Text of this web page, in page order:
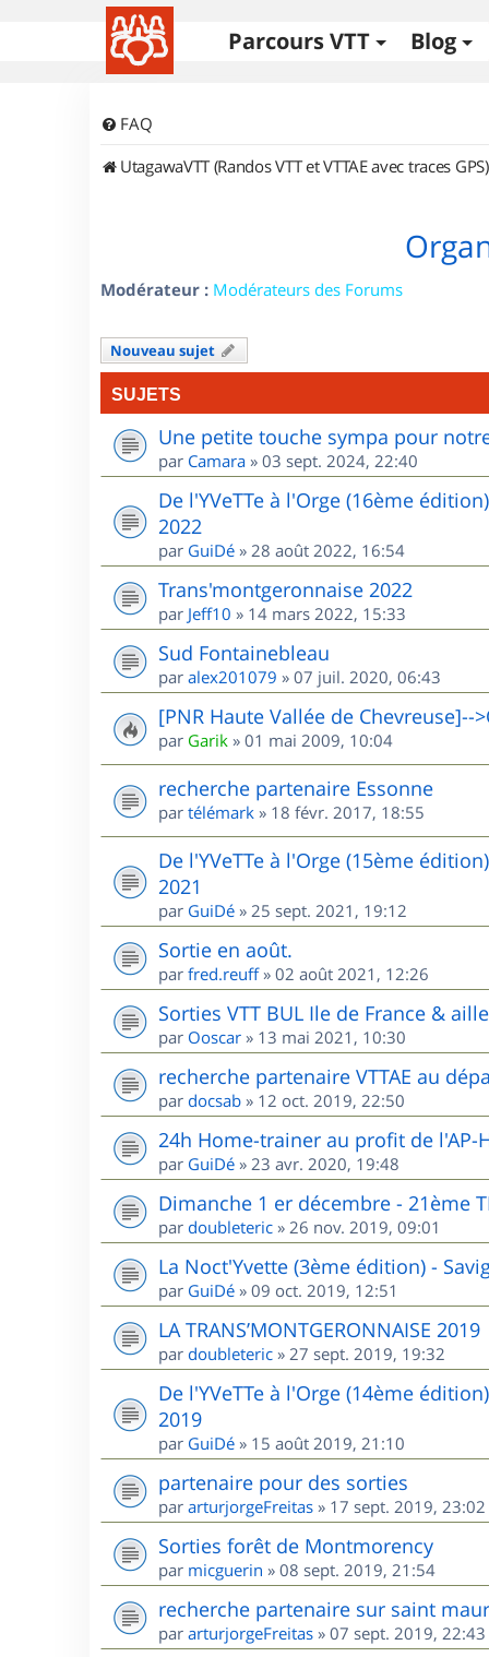
Parcours VTT Blog
FAQ
UtagawaVTT (Randos VTT et VTTAE avec traces GPS)
Modérateur : Modérateurs des Forums
Nouveau sujet
SUJETS
Une petite touche sympa pour
par Camara » 03 sept. 2024, 22:40
De l'YVeTTe à l'Orge (16ème
2022
par GuiDé » 28 août 2022, 16:54
Trans'montgeronnaise 2022
par Jeff10 » 14 mars 2022, 15:33
Sud Fontainebleau
par alex201079 » 07 juil. 2020, 06:43
[PNR Haute Vallée de
par Garik » 01 mai 2009, 10:04
recherche partenaire Essonne
par télémark » 18 févr. 2017, 18:55
De l'YVeTTe à l'Orge (15ème
2021
par GuiDé » 25 sept. 2021, 19:12
Sortie en août.
par fred.reuff» 02 août 2021, 12:26
Sorties VTT BUL Ile de France &
par Ooscar » 13 mai 2021, 10:30
recherche partenaire VTTAE au
par docsab » 12 oct. 2019, 22:50
24h Home-trainer au profit de l'AP-
par GuiDé » 23 avr. 2020, 19:48
Dimanche 1 er décembre - 21ème
par doubleteric » 26 nov. 2019, 09:01
La Noct'Yvette (3ème édition) -
par GuiDé » 09 oct. 2019, 12:51
LA TRANS’MONTGERONNAISE 2019
par doubleteric » 27 sept. 2019, 19:32
De l'YVeTTe à l'Orge (14ème
2019
par GuiDé » 15 août 2019, 21:10
partenaire pour des sorties
par arturjorgeFreitas » 17 sept. 2019, 23:02
Sorties forêt de Montmorency
par micguerin » 08 sept. 2019, 21:54
recherche partenaire sur saint
par arturjorgeFreitas » 07 sept. 2019, 22:43